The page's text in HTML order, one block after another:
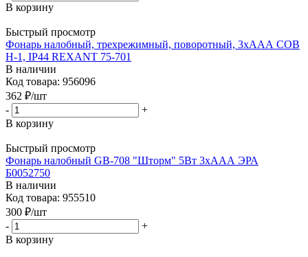
В корзину
Быстрый просмотр
Фонарь налобный, трехрежимный, поворотный, 3хААА СОВ
H-1, IP44 REXANT 75-701
В наличии
Код товара: 956096
362 ₽/шт
-
+
В корзину
Быстрый просмотр
Фонарь налобный GB-708 "Шторм" 5Вт 3хААА ЭРА
Б0052750
В наличии
Код товара: 955510
300 ₽/шт
-
+
В корзину